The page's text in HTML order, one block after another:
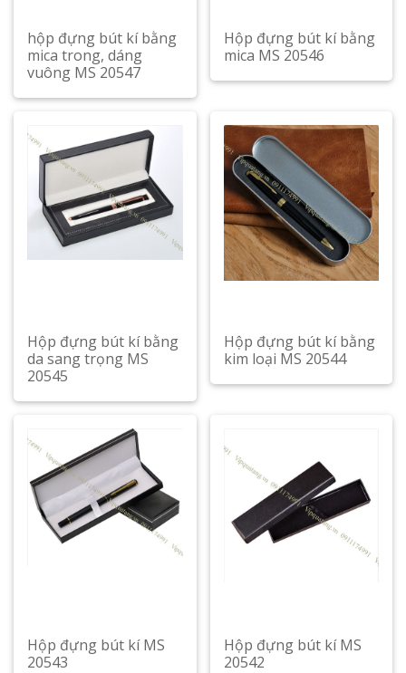
hộp đựng bút kí bằng
mica trong, dáng
vuông MS 20547
Hộp đựng bút kí bằng
mica MS 20546
Hộp đựng bút kí bằng
da sang trọng MS
20545
Hộp đựng bút kí bằng
kim loại MS 20544
Hộp đựng bút kí MS
20543
Hộp đựng bút kí MS
20542